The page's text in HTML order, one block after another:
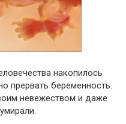
накопилось
прервать беременность.
невежеством и даже